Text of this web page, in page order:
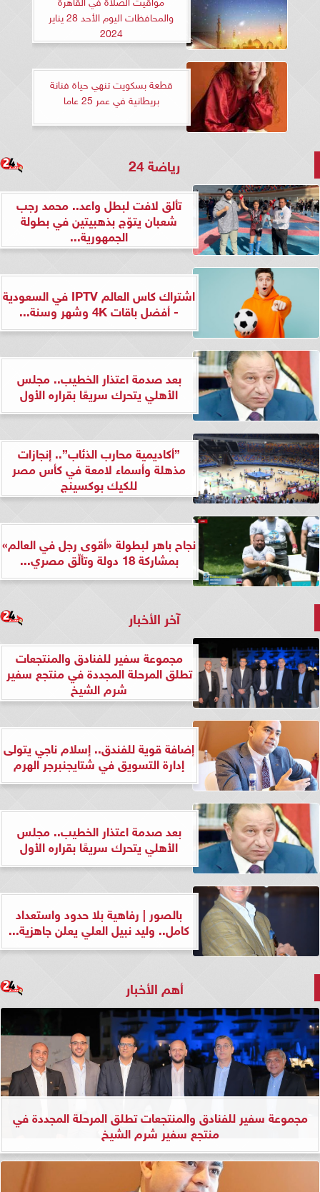
والمحافظات اليوم الأحد 28 يناير
2024
قطعة بسكويت تنهي حياة فنانة
بريطانية في عمر 25 عاما
رياضة 24
تألق لافت لبطل واعد.. محمد رجب
شعبان يتوّج بذهبيتين في بطولة
الجمهورية...
اشتراك كاس العالم IPTV في السعودية
- أفضل باقات 4K وشهر وسنة...
بعد صدمة اعتذار الخطيب.. مجلس
الأهلي يتحرك سريعًا بقراره الأول
”أكاديمية محارب الذئاب”.. إنجازات
مذهلة وأسماء لامعة في كأس مصر
للكيك بوكسينج
نجاح باهر لبطولة «أقوى رجل في العالم»
بمشاركة 18 دولة وتألّق مصري...
آخر الأخبار
مجموعة سفير للفنادق والمنتجعات
تطلق المرحلة المجددة في منتجع سفير
شرم الشيخ
إضافة قوية للفندق.. إسلام ناجي يتولى
إدارة التسويق في شتايجنبرجر الهرم
بعد صدمة اعتذار الخطيب.. مجلس
الأهلي يتحرك سريعًا بقراره الأول
بالصور | رفاهية بلا حدود واستعداد
كامل.. وليد نبيل العلي يعلن جاهزية...
أهم الأخبار
مجموعة سفير للفنادق والمنتجعات تطلق المرحلة المجددة في
منتجع سفير شرم الشيخ